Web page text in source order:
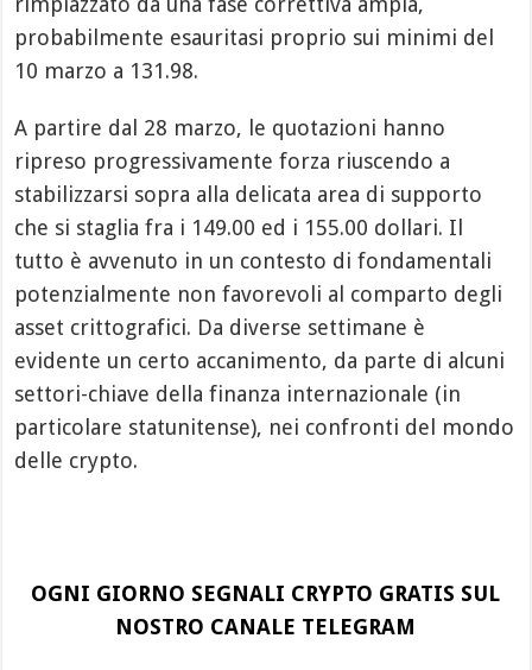
probabilmente esauritasi proprio sui minimi del
10 marzo a 131.98.
A partire dal 28 marzo, le quotazioni hanno
ripreso progressivamente forza riuscendo a
stabilizzarsi sopra alla delicata area di supporto
che si staglia fra i 149.00 ed i 155.00 dollari. Il
tutto è avvenuto in un contesto di fondamentali
potenzialmente non favorevoli al comparto degli
asset crittografici. Da diverse settimane è
evidente un certo accanimento, da parte di alcuni
settori-chiave della finanza internazionale (in
particolare statunitense), nei confronti del mondo
delle crypto.
OGNI GIORNO SEGNALI CRYPTO GRATIS SUL
NOSTRO CANALE TELEGRAM